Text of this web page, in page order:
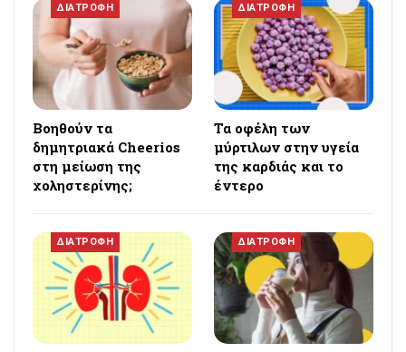
ΔΙΑΤΡΟΦΗ
Βοηθούν τα
δημητριακά Cheerios
στη μείωση της
χοληστερίνης;
ΔΙΑΤΡΟΦΗ
Τα οφέλη των
μύρτιλων στην υγεία
της καρδιάς και το
έντερο
ΔΙΑΤΡΟΦΗ ΔΙΑΤΡΟΦΗ